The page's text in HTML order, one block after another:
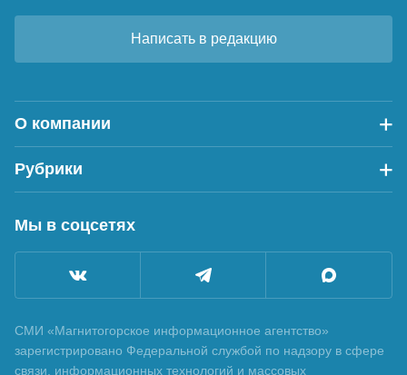
Написать в редакцию
О компании
Рубрики
Мы в соцсетях
СМИ «Магнитогорское информационное агентство»
зарегистрировано Федеральной службой по надзору в сфере
связи, информационных технологий и массовых